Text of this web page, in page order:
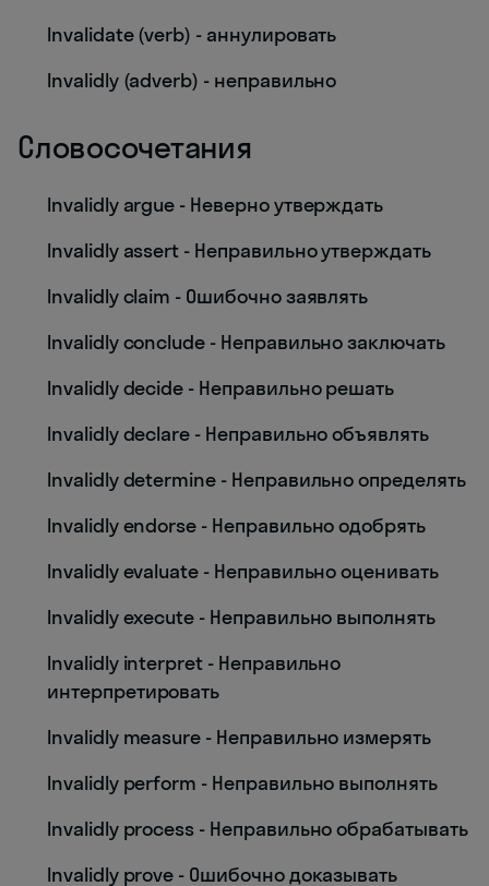
Invalidate (verb) - аннулировать
Invalidly (adverb) - неправильно
Словосочетания
Invalidly argue - Неверно утверждать
Invalidly assert - Неправильно утверждать
Invalidly claim - Ошибочно заявлять
Invalidly conclude - Неправильно заключать
Invalidly decide - Неправильно решать
Invalidly declare - Неправильно объявлять
Invalidly determine - Неправильно определять
Invalidly endorse - Неправильно одобрять
Invalidly evaluate - Неправильно оценивать
Invalidly execute - Неправильно выполнять
Invalidly interpret - Неправильно
интерпретировать
Invalidly measure - Неправильно измерять
Invalidly perform - Неправильно выполнять
Invalidly process - Неправильно обрабатывать
Invalidly prove - Ошибочно доказывать